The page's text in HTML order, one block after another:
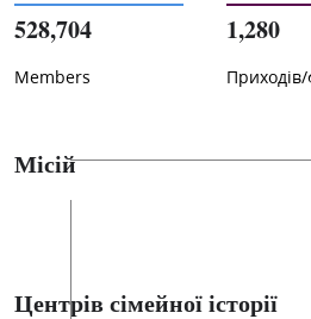
528,704
Members
1,280
Приходів/
Місій
Центрів сімейної історії